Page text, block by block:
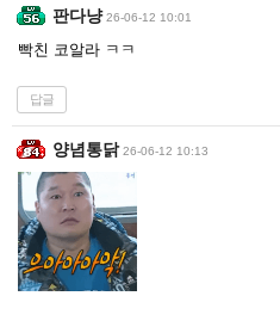
판다냥 26-06-12 10:01
빡친 코알라 ㅋㅋ
답글
양념통닭 26-06-12 10:13